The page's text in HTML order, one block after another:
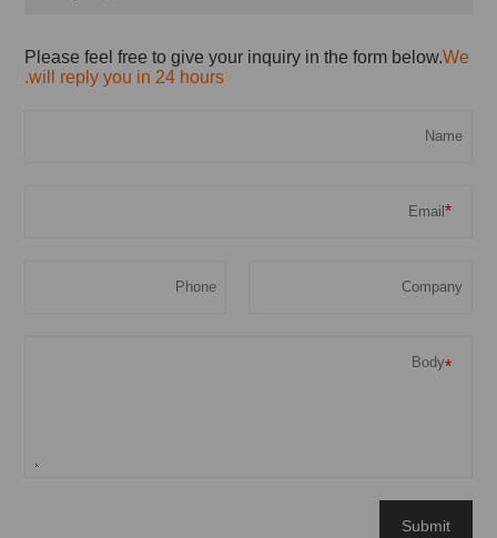
Please feel free to give your inquiry in the form below.We
will reply you in 24 hours.
*
*
Submit